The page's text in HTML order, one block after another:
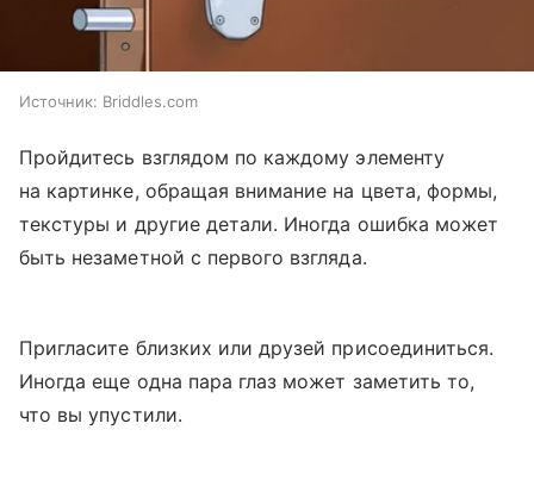
Источник: Briddles.com
Пройдитесь взглядом по каждому элементу
на картинке, обращая внимание на цвета, формы,
текстуры и другие детали. Иногда ошибка может
быть незаметной с первого взгляда.
Пригласите близких или друзей присоединиться.
Иногда еще одна пара глаз может заметить то,
что вы упустили.